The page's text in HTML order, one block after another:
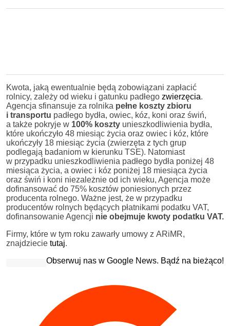
Kwota, jaką ewentualnie będą zobowiązani zapłacić
rolnicy, zależy od wieku i gatunku padłego zwierzęcia.
Agencja sfinansuje za rolnika pełne koszty zbioru
i transportu padłego bydła, owiec, kóz, koni oraz świń,
a także pokryje w 100% koszty unieszkodliwienia bydła,
które ukończyło 48 miesiąc życia oraz owiec i kóz, które
ukończyły 18 miesiąc życia (zwierzęta z tych grup
podlegają badaniom w kierunku TSE). Natomiast
w przypadku unieszkodliwienia padłego bydła poniżej 48
miesiąca życia, a owiec i kóz poniżej 18 miesiąca życia
oraz świń i koni niezależnie od ich wieku, Agencja może
dofinansować do 75% kosztów poniesionych przez
producenta rolnego. Ważne jest, że w przypadku
producentów rolnych będących płatnikami podatku VAT,
dofinansowanie Agencji nie obejmuje kwoty podatku VAT.
Firmy, które w tym roku zawarły umowy z ARiMR,
znajdziecie tutaj.
Obserwuj nas w Google News. Bądź na bieżąco!